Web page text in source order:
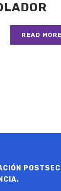
READ MORE